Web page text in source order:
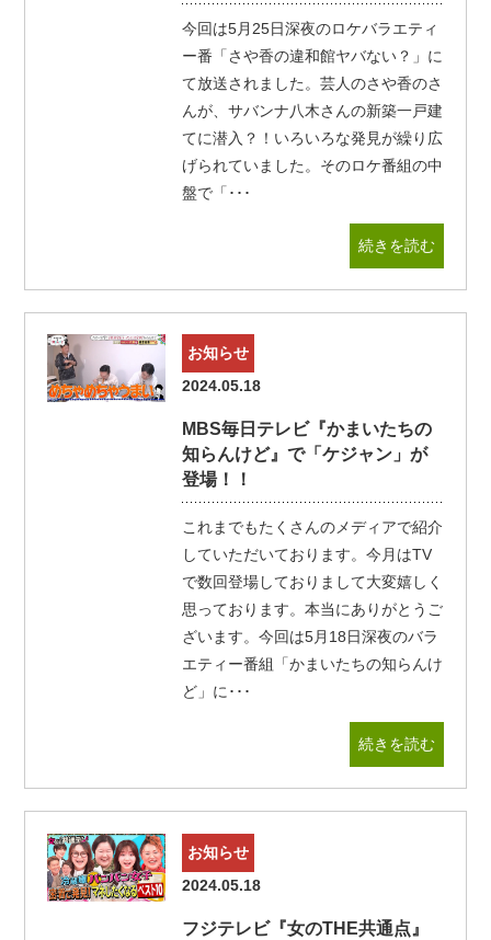
今回は5月25日深夜のロケバラエティ
ー番「さや香の違和館ヤバない？」に
て放送されました。芸人のさや香のさ
んが、サバンナ八木さんの新築一戸建
てに潜入？！いろいろな発見が繰り広
げられていました。そのロケ番組の中
盤で「･･･
続きを読む
お知らせ
2024.05.18
MBS毎日テレビ『かまいたちの
知らんけど』で「ケジャン」が
登場！！
これまでもたくさんのメディアで紹介
していただいております。今月はTV
で数回登場しておりまして大変嬉しく
思っております。本当にありがとうご
ざいます。今回は5月18日深夜のバラ
エティー番組「かまいたちの知らんけ
ど」に･･･
続きを読む
お知らせ
2024.05.18
フジテレビ『女のTHE共通点』